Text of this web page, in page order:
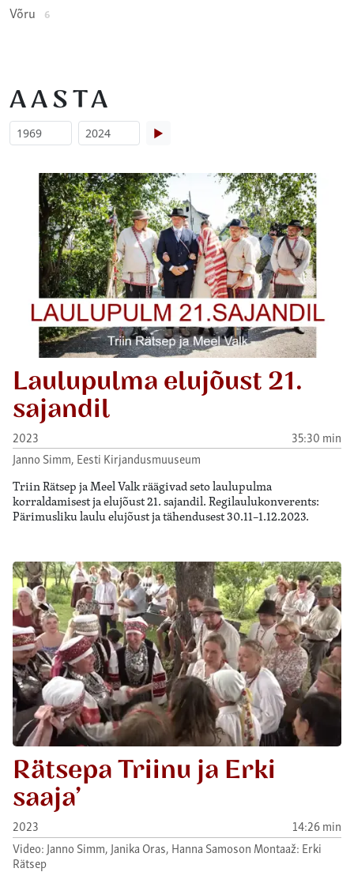
Võru 6
AASTA
▶
Laulupulma elujõust 21.
sajandil
2023
35:30 min
Janno Simm, Eesti Kirjandusmuuseum
Triin Rätsep ja Meel Valk räägivad seto laulupulma
korraldamisest ja elujõust 21. sajandil. Regilaulukonverents:
Pärimusliku laulu elujõust ja tähendusest 30.11–1.12.2023.
Rätsepa Triinu ja Erki
saaja’
2023
14:26 min
Video: Janno Simm, Janika Oras, Hanna Samoson Montaaž: Erki
Rätsep